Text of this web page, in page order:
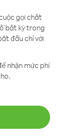
gọi chất
bất kỳ trong
đầu chỉ với
nhận mức phí